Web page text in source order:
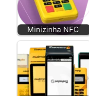
Minizinha NFC